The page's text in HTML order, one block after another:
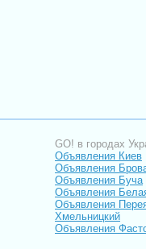
GO! в городах
Объявления Киев
Объявления
Объявления Буча
Объявления
Объявления
Хмельницкий
Объявления